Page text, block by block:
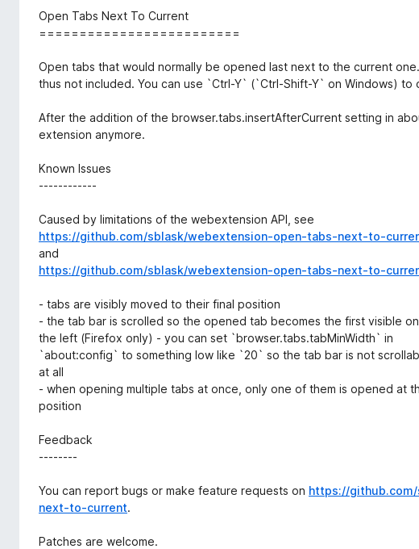
е
н
я
Open Tabs Next To Current
=========================
Open tabs that would normally be opened last next to the current
thus not included. You can use `Ctrl-Y` (`Ctrl-Shift-Y` on Windows)
After the addition of the browser.tabs.insertAfterCurrent setting in
extension anymore.
Known Issues
------------
Caused by limitations of the webextension API, see
https://github.com/sblask/webextension-open-tabs-next-to-
and
https://github.com/sblask/webextension-open-tabs-next-to-
- tabs are visibly moved to their final position
- the tab bar is scrolled so the opened tab becomes the first visible
the left (Firefox only) - you can set `browser.tabs.tabMinWidth` in
`about:config` to something low like `20` so the tab bar is not
at all
- when opening multiple tabs at once, only one of them is opened at
position
Feedback
--------
You can report bugs or make feature requests on https://
next-to-current.
Patches are welcome.